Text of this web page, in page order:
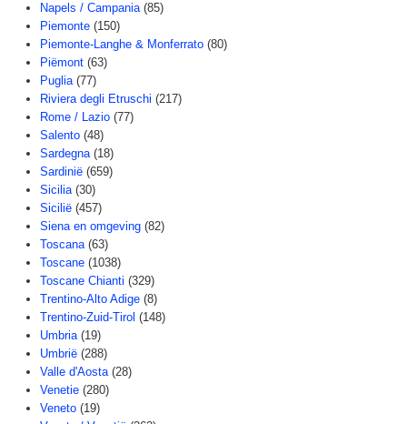
Napels / Campania (85)
Piemonte (150)
Piemonte-Langhe & Monferrato (80)
Piëmont (63)
Puglia (77)
Riviera degli Etruschi (217)
Rome / Lazio (77)
Salento (48)
Sardegna (18)
Sardinië (659)
Sicilia (30)
Sicilië (457)
Siena en omgeving (82)
Toscana (63)
Toscane (1038)
Toscane Chianti (329)
Trentino-Alto Adige (8)
Trentino-Zuid-Tirol (148)
Umbria (19)
Umbrië (288)
Valle d'Aosta (28)
Venetie (280)
Veneto (19)